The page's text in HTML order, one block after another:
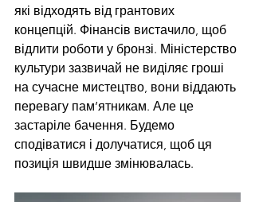
які відходять від грантових
концепцій. Фінансів вистачило, щоб
відлити роботи у бронзі. Міністерство
культури зазвичай не виділяє гроші
на сучасне мистецтво, вони віддають
перевагу пам’ятникам. Але це
застаріле бачення. Будемо
сподіватися і долучатися, щоб ця
позиція швидше змінювалась.